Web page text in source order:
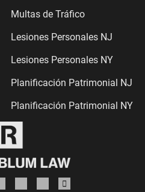
Multas de Tráfico
Lesiones Personales NJ
Lesiones Personales NY
Planificación Patrimonial NJ
Planificación Patrimonial NY